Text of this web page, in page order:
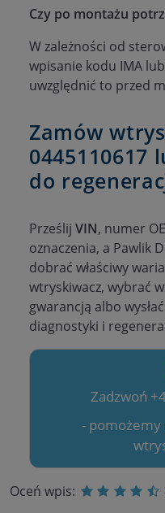
Czy po montażu
W zależności od
wpisanie kodu IMA
uwzględnić to przed
Zamów
0445110617
do
Prześlij VIN, numer
oznaczenia, a Pawlik
dobrać właściwy
wtryskiwacz, wybrać
gwarancją albo
diagnostyki i
Zadzwoń
- pomożemy
Oceń wpis: